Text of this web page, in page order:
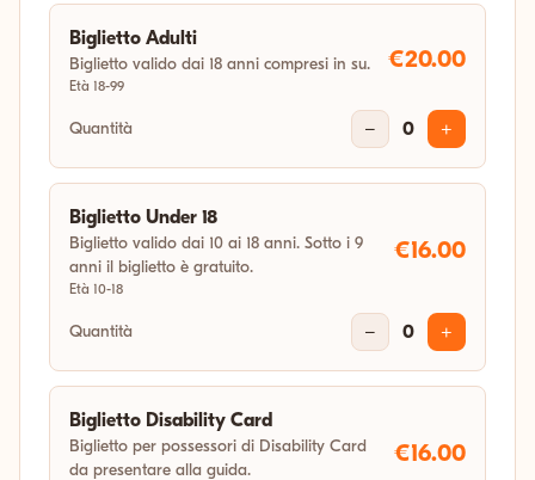
Biglietto Adulti
Biglietto valido dai 18 anni compresi in su.
Età 18-99
€20.00
Quantità − 0 +
Biglietto Under 18
Biglietto valido dai 10 ai 18 anni. Sotto i 9
anni il biglietto è gratuito.
Età 10-18
€16.00
Quantità − 0 +
Biglietto Disability Card
Biglietto per possessori di Disability Card
da presentare alla guida.
€16.00